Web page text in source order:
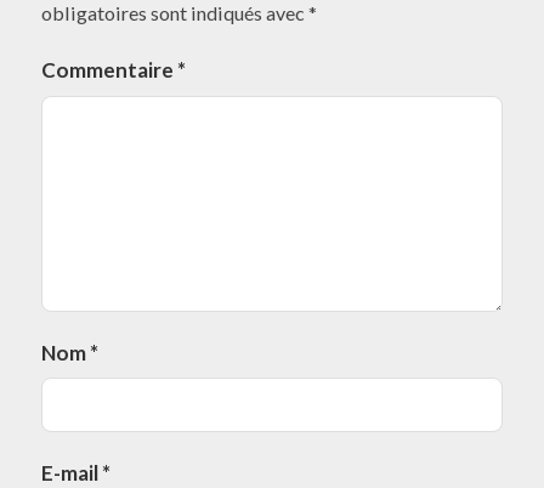
obligatoires sont indiqués avec *
Commentaire *
Nom*
E-mail*